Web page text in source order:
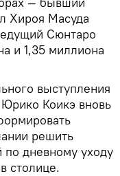
Хироя Масуда
Сюнтаро
и 1,35 миллиона
выступления
Юрико Коикэ вновь
решить
по дневному уходу
столице.